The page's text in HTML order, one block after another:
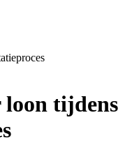
loon tijdens